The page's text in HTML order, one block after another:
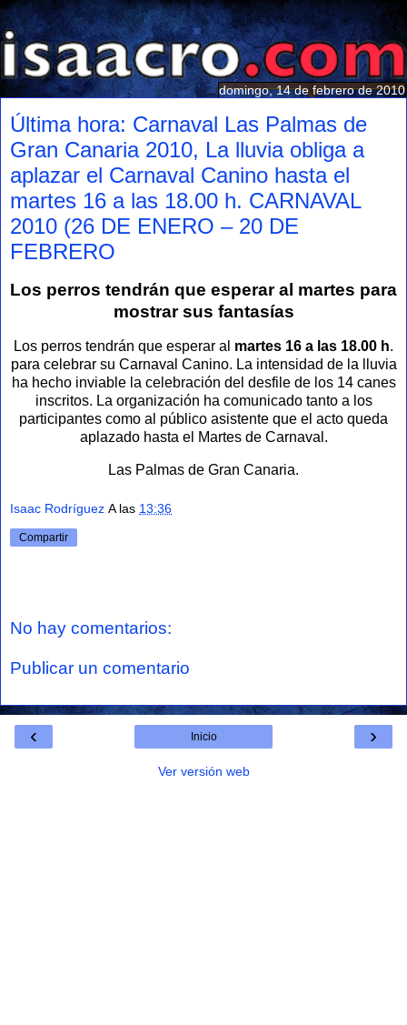
domingo, 14 de febrero de 2010
Última hora: Carnaval Las Palmas de
Gran Canaria 2010, La lluvia obliga a
aplazar el Carnaval Canino hasta el
martes 16 a las 18.00 h. CARNAVAL
2010 (26 DE ENERO – 20 DE
FEBRERO
Los perros tendrán que esperar al martes para
mostrar sus fantasías
Los perros tendrán que esperar al martes 16 a las 18.00 h.
para celebrar su Carnaval Canino. La intensidad de la lluvia
ha hecho inviable la celebración del desfile de los 14 canes
inscritos. La organización ha comunicado tanto a los
participantes como al público asistente que el acto queda
aplazado hasta el Martes de Carnaval.
Las Palmas de Gran Canaria.
Isaac Rodríguez A las 13:36
Compartir
No hay comentarios:
Publicar un comentario
‹ ›
Inicio
Ver versión web